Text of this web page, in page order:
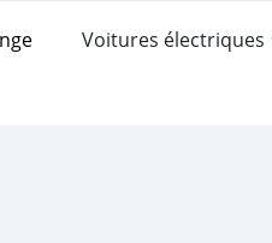
Voitures électriques